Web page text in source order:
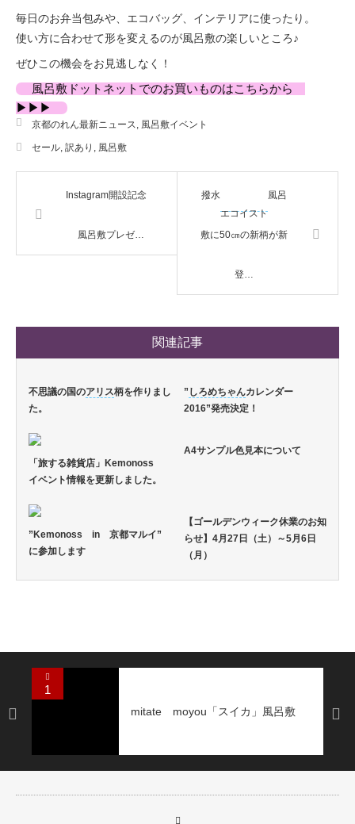
毎日のお弁当包みや、エコバッグ、インテリアに使ったり。
使い方に合わせて形を変えるのが風呂敷の楽しいところ♪
ぜひこの機会をお見逃しなく！
風呂敷ドットネットでのお買いものはこちらから
▶▶▶
京都のれん最新ニュース, 風呂敷イベント
セール, 訳あり , 風呂敷
Instagram開設記念
風呂敷プレゼ…
撥水
エコイスト
風呂
敷に50㎝の新柄が新
登…
関連記事
不思議の国のアリス柄を作りまし
た。
” しろめちゃんカレンダー
2016”発売決定！
「旅する雑貨店」Kemonoss
イベント情報を更新しました。
A4サンプル色見本について
”Kemonoss in 京都マルイ”
に参加します
【ゴールデンウィーク休業のお知
らせ】4月27日（土）～5月6日
（月）
mitate moyou「スイカ」風呂敷
Next